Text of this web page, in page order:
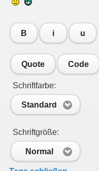
B i u
Quote Code
Schriftfarbe:
Standard
Schriftgröße:
Normal